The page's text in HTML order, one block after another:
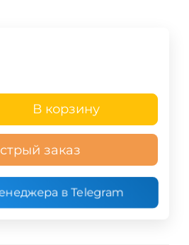
В корзину
заказ
в Telegram